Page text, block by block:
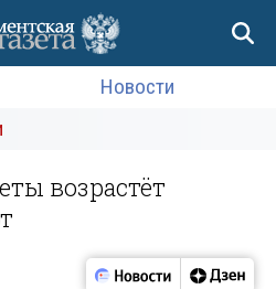
Новости
возрастёт